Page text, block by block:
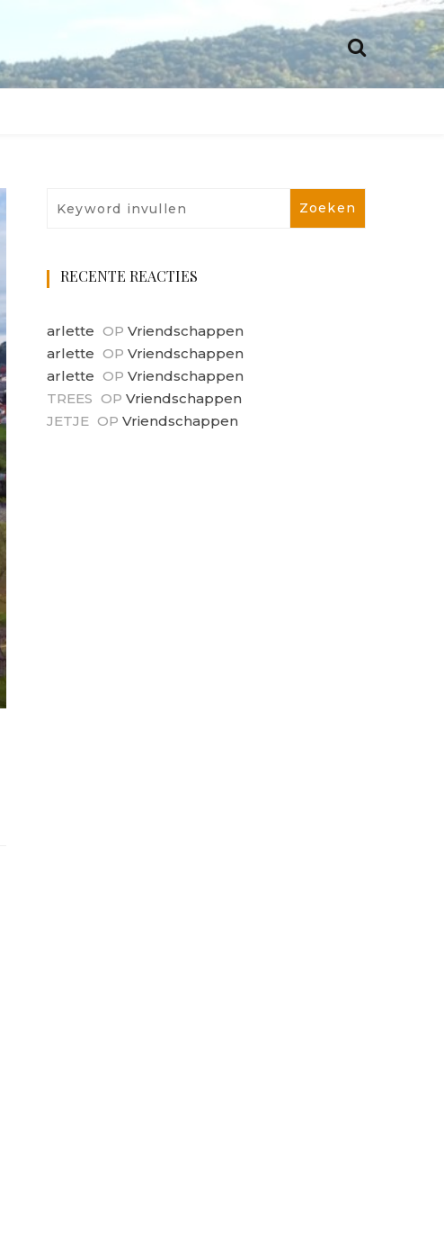
RECENTE REACTIES
arlette OP Vriendschappen
arlette OP Vriendschappen
arlette OP Vriendschappen
TREES OP Vriendschappen
JETJE OP Vriendschappen